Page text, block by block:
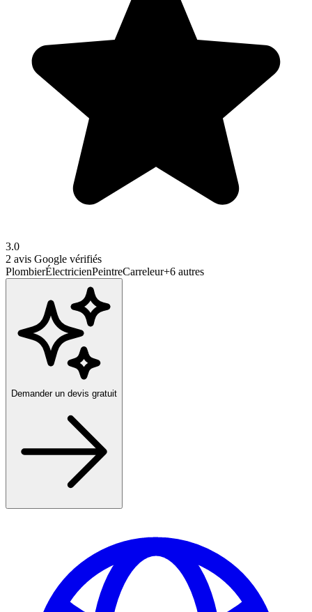
3.0
2 avis Google vérifiés
PlombierÉlectricienPeintreCarreleur+6 autres
Demander un devis gratuit